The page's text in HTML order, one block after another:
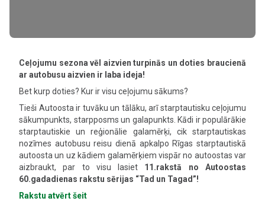
Ceļojumu sezona vēl aizvien turpinās un doties braucienā
ar autobusu aizvien ir laba ideja!
Bet kurp doties? Kur ir visu ceļojumu sākums?
Tieši Autoosta ir tuvāku un tālāku, arī starptautisku ceļojumu
sākumpunkts, starpposms un galapunkts. Kādi ir populārākie
starptautiskie un reģionālie galamērķi, cik starptautiskas
nozīmes autobusu reisu dienā apkalpo Rīgas starptautiskā
autoosta un uz kādiem galamērķiem vispār no autoostas var
aizbraukt, par to visu lasiet 11.rakstā no Autoostas
60.gadadienas rakstu sērijas “Tad un Tagad”!
Rakstu atvērt šeit